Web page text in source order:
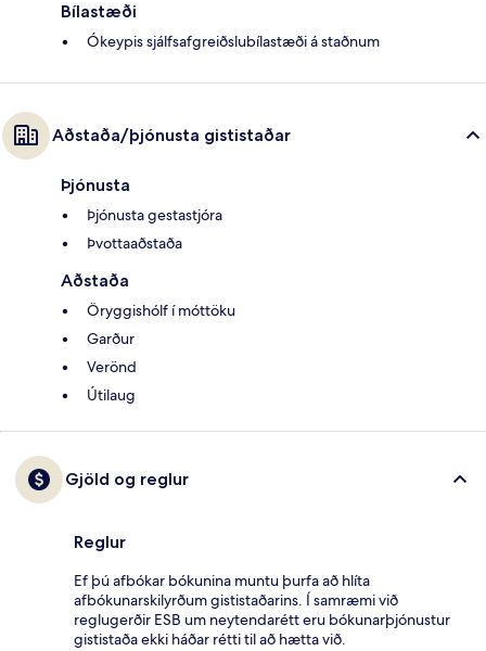
Bílastæði
Ókeypis sjálfsafgreiðslubílastæði á staðnum
Aðstaða/þjónusta gististaðar
Þjónusta
Þjónusta gestastjóra
Þvottaaðstaða
Aðstaða
Öryggishólf í móttöku
Garður
Verönd
Útilaug
Gjöld og reglur
Reglur
Ef þú afbókar bókunina muntu þurfa að hlíta
afbókunarskilyrðum gististaðarins. Í samræmi við
reglugerðir ESB um neytendarétt eru bókunarþjónustur
gististaða ekki háðar rétti til að hætta við.